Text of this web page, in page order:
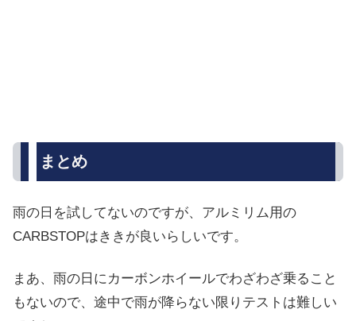
まとめ
雨の日を試してないのですが、アルミリム用の
CARBSTOPはききが良いらしいです。
まあ、雨の日にカーボンホイールでわざわざ乗ること
もないので、途中で雨が降らない限りテストは難しい